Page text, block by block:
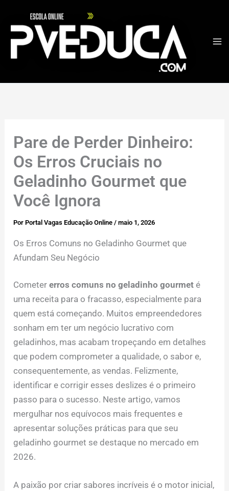
Pare de Perder Dinheiro:
Os Erros Cruciais no
Geladinho Gourmet que
Você Ignora
PorPortal Vagas Educação Online/maio 1, 2026
Os Erros Comuns no Geladinho Gourmet que
Afundam Seu Negócio
Cometererros comuns no geladinho gourmet é
uma receita para o fracasso, especialmente para
quem está começando. Muitos empreendedores
sonham em ter um negócio lucrativo com
geladinhos, mas acabam tropeçando em detalhes
que podem comprometer a qualidade, o sabor e,
consequentemente, as vendas. Felizmente,
identificar e corrigir esses deslizes é o primeiro
passo para o sucesso. Neste artigo, vamos
mergulhar nos equívocos mais frequentes e
apresentar soluções práticas para que seu
geladinho gourmet se destaque no mercado em
2026.
A paixão por criar sabores incríveis é o motor inicial,